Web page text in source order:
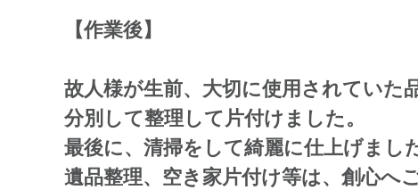
【作業後】
故人様が生前、大切に使用されていた
分別して整理して片付けました。
最後に、清掃をして綺麗に仕上げまし
遺品整理、空き家片付け等は、創心へ